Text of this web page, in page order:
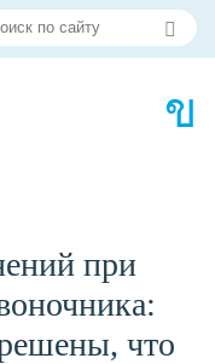
при
что